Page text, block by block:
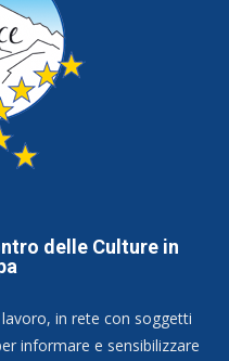
delle Culture in
in rete con soggetti
informare e sensibilizzare